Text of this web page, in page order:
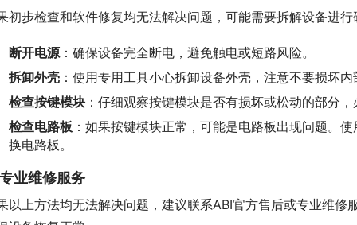
初步检查和软件修复均无法解决问题，可能需要拆解设备进
断开电源 ：确保设备完全断电，避免触电或短路风险。
拆卸外壳 ：使用专用工具小心拆卸设备外壳，注意不要损坏
检查按键模块 ：仔细观察按键模块是否有损坏或松动的部分
检查电路板 ：如果按键模块正常，可能是电路板出现问题。
换电路板。
业维修服务
以上方法均无法解决问题，建议联系ABI官方售后或专业维